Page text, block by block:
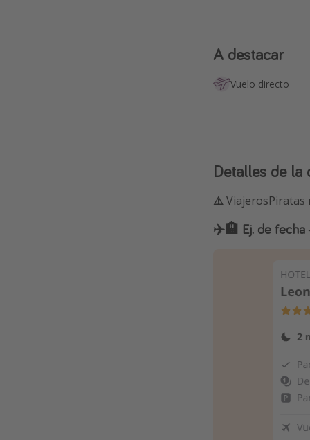
A destacar
Vuelo directo
Detalles de la
⚠️ViajerosPiratas
✈️🏨 Ej. de fecha